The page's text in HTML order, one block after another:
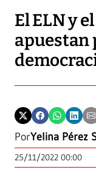
El ELN y
apuestan
PorYelina Pérez
25/11/2022 00:00